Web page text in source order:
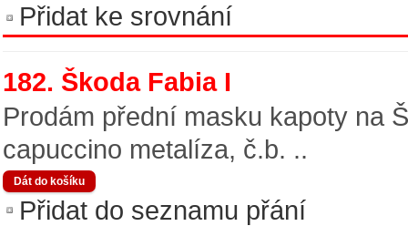
Přidat ke srovnání
182. Škoda Fabia I
Prodám přední masku kapoty na
capuccino metalíza, č.b. ..
Přidat do seznamu přání